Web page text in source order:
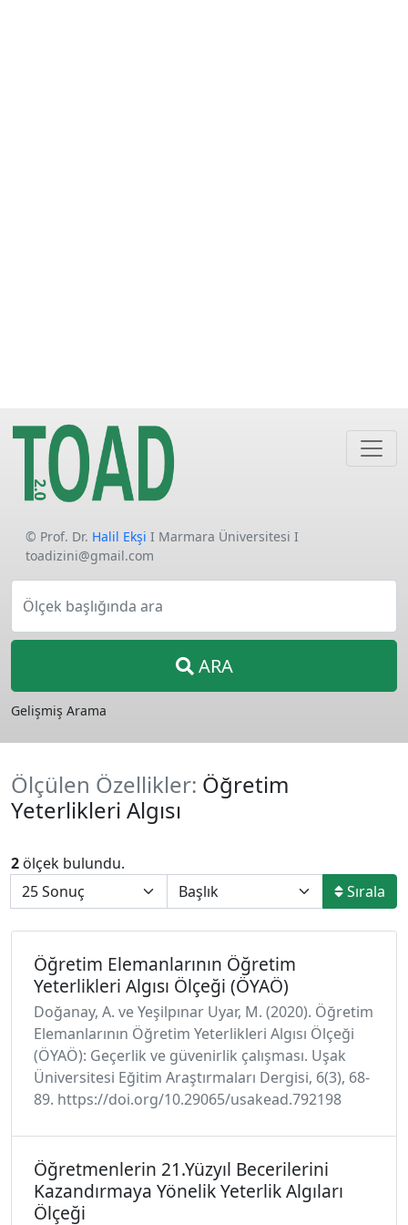
© Prof. Dr. Halil Ekşi I Marmara Üniversitesi I
toadizini@gmail.com
Ölçek başlığında ara
ARA
Gelişmiş Arama
Ölçülen Özellikler: Öğretim
Yeterlikleri Algısı
2 ölçek bulundu.
Sırala
Öğretim Elemanlarının Öğretim
Yeterlikleri Algısı Ölçeği (ÖYAÖ)
Doğanay, A. ve Yeşilpınar Uyar, M. (2020). Öğretim
Elemanlarının Öğretim Yeterlikleri Algısı Ölçeği
(ÖYAÖ): Geçerlik ve güvenirlik çalışması. Uşak
Üniversitesi Eğitim Araştırmaları Dergisi, 6(3), 68-
89. https://doi.org/10.29065/usakead.792198
Öğretmenlerin 21.Yüzyıl Becerilerini
Kazandırmaya Yönelik Yeterlik Algıları
Ölçeği